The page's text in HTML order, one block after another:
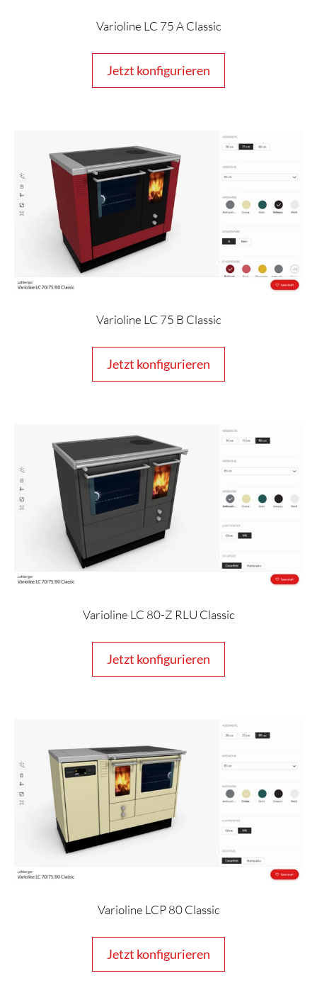
Varioline LC 75 A Classic
Jetzt konfigurieren
Varioline LC 75 B Classic
Jetzt konfigurieren
Varioline LC 80-Z RLU Classic
Jetzt konfigurieren
Varioline LCP 80 Classic
Jetzt konfigurieren